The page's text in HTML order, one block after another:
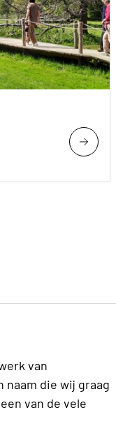
van
naam die wij graag
van de vele